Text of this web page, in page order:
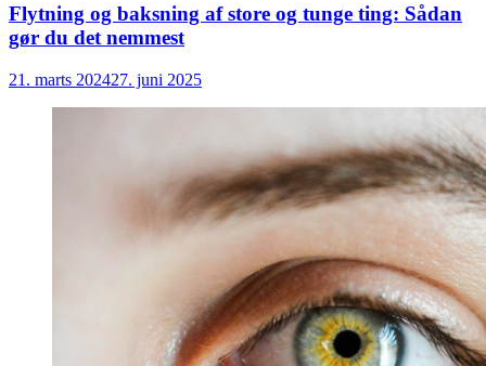
Flytning og baksning af store og tunge ting: Sådan
gør du det nemmest
21. marts 202427. juni 2025